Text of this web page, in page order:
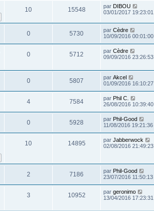
10 15548 par DIBOU
03/01/2017 19:23:01
0 5730 par Cèdre
10/09/2016 00:01:00
0 5712 par Cèdre
09/09/2016 23:26:53
0 5807 par Akcel
01/09/2016 16:10:27
4 7584 par Phil C.
26/08/2016 10:39:40
0 5928 par Phil-Good
11/08/2016 19:21:36
10 14895 par Jabberwock
02/08/2016 21:49:23
2 7186 par Phil-Good
23/07/2016 11:50:13
3 10952 par geronimo
13/04/2016 17:23:31